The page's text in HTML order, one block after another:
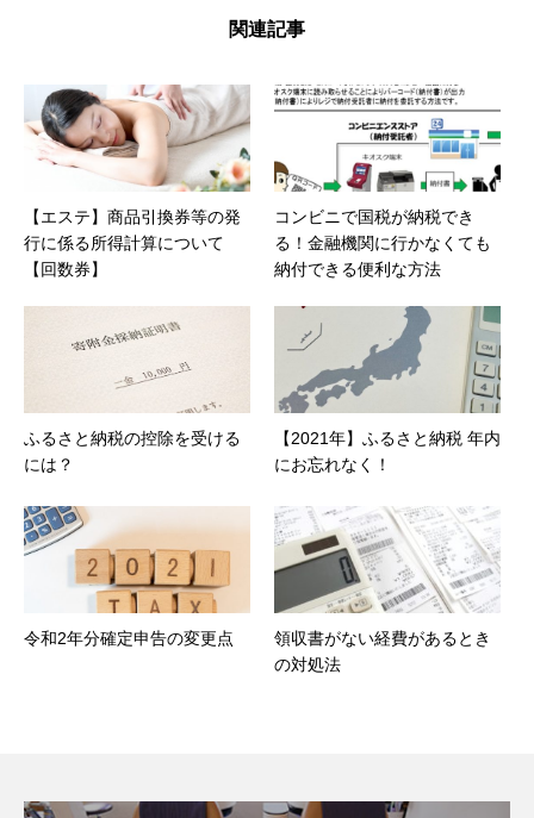
関連記事
【エステ】商品引換券等の発
行に係る所得計算について
【回数券】
コンビニで国税が納税でき
る！金融機関に行かなくても
納付できる便利な方法
ふるさと納税の控除を受ける
には？
【2021年】ふるさと納税 年内
にお忘れなく！
令和2年分確定申告の変更点
領収書がない経費があるとき
の対処法